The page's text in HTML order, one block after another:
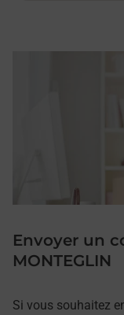
Envoyer un
MONTEGLIN
Si vous souhaitez